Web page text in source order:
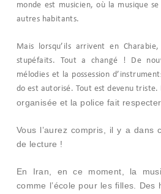
monde est musicien, où la musique
autres habitants.
Mais lorsqu’ils arrivent en
stupéfaits. Tout a changé ! De
mélodies et la possession
do est autorisé. Tout est devenu triste.
organisée et la police fait
Vous l’aurez compris, il y a dans
de lecture !
En Iran, en ce moment, la
comme l’école pour les filles. Des